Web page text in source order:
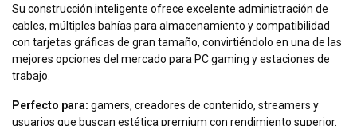
Su construcción inteligente ofrece excelente administración de
cables, múltiples bahías para almacenamiento y compatibilidad
con tarjetas gráficas de gran tamaño, convirtiéndolo en una de las
mejores opciones del mercado para PC gaming y estaciones de
trabajo.
Perfecto para: gamers, creadores de contenido, streamers y
usuarios que buscan estética premium con rendimiento superior.